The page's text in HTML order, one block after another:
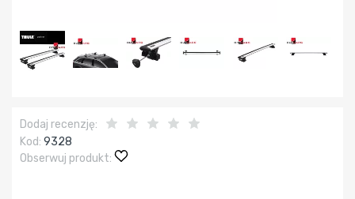
Dodaj recenzję:
Kod: 9328
Obserwuj produkt: